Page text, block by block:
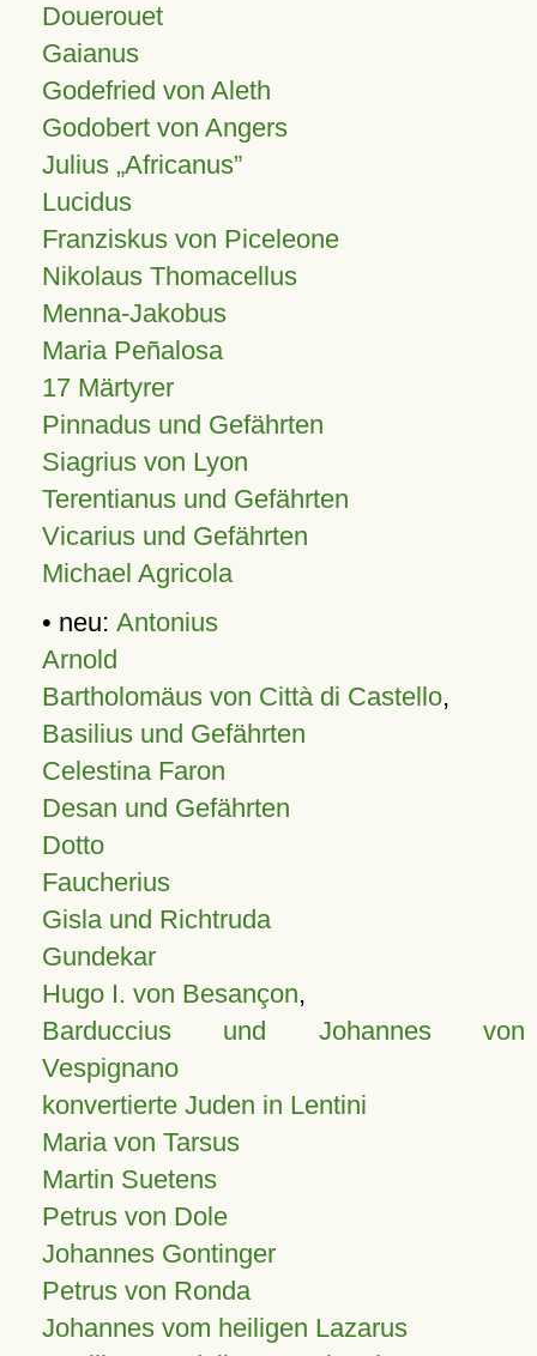
Douerouet
Gaianus
Godefried von Aleth
Godobert von Angers
Julius Africanus
Lucidus
Franziskus von Piceleone
Nikolaus Thomacellus
Menna-Jakobus
Maria Peñalosa
17 Märtyrer
Pinnadus und Gefährten
Siagrius von Lyon
Terentianus und Gefährten
Vicarius und Gefährten
Michael Agricola
• neu: Antonius
Arnold
Bartholomäus von Città di Castello,
Basilius und Gefährten
Celestina Faron
Desan und Gefährten
Dotto
Faucherius
Gisla und Richtruda
Gundekar
Hugo I. von Besançon,
Barduccius und Johannes von
Vespignano
konvertierte Juden in Lentini
Maria von Tarsus
Martin Suetens
Petrus von Dole
Johannes Gontinger
Petrus von Ronda
Johannes vom heiligen Lazarus